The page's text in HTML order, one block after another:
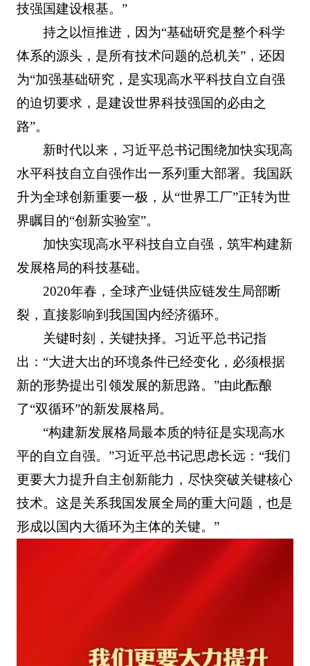
技强国建设根基。”
持之以恒推进，因为“基础研究是整个科学
体系的源头，是所有技术问题的总机关”，还因
为“加强基础研究，是实现高水平科技自立自强
的迫切要求，是建设世界科技强国的必由之
路”。
新时代以来，习近平总书记围绕加快实现高
水平科技自立自强作出一系列重大部署。我国跃
升为全球创新重要一极，从“世界工厂”正转为世
界瞩目的“创新实验室”。
加快实现高水平科技自立自强，筑牢构建新
发展格局的科技基础。
2020年春，全球产业链供应链发生局部断
裂，直接影响到我国国内经济循环。
关键时刻，关键抉择。习近平总书记指
出：“大进大出的环境条件已经变化，必须根据
新的形势提出引领发展的新思路。”由此酝酿
了“双循环”的新发展格局。
“构建新发展格局最本质的特征是实现高水
平的自立自强。”习近平总书记思虑长远：“我们
更要大力提升自主创新能力，尽快突破关键核心
技术。这是关系我国发展全局的重大问题，也是
形成以国内大循环为主体的关键。”